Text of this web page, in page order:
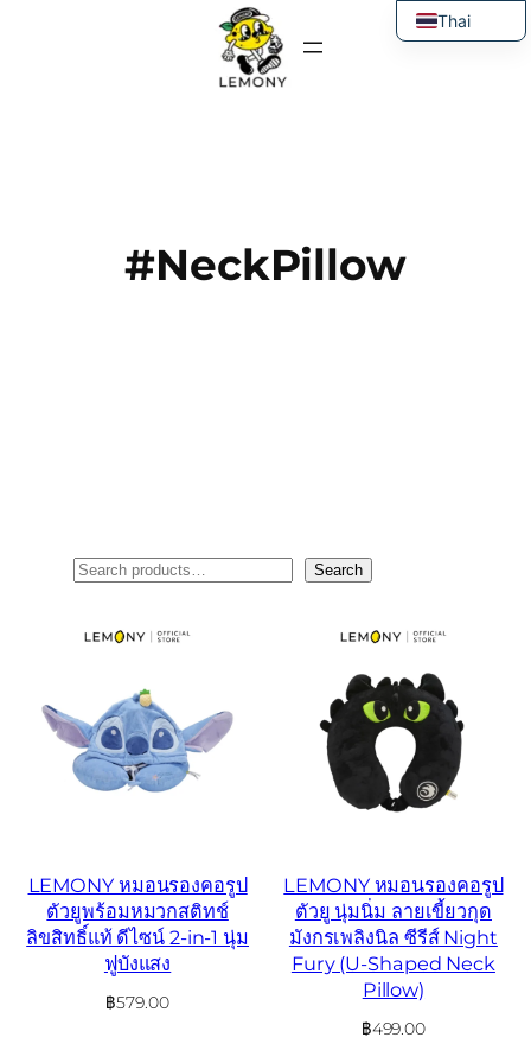
#NeckPillow
Search
LEMONY หมอนรองคอรูป
ตัวยูพร้อมหมวกสติทช์
ลิขสิทธิ์แท้ ดีไซน์ 2-in-1 นุ่ม
ฟูบังแสง
฿579.00
LEMONY หมอนรองคอรูป
ตัวยู นุ่มนิ่ม ลายเขี้ยวกุด
มังกรเพลิงนิล ซีรีส์ Night
Fury (U-Shaped Neck
Pillow)
฿499.00
Thai